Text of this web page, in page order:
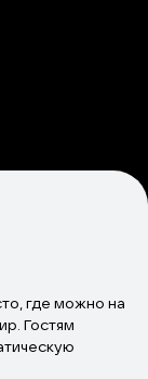
где можно на
Гостям
около 9